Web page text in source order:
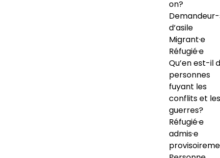
on?
d’asile
Migrant·e
Réfugié·e
Qu’en est-il
personnes
fuyant les
conflits et les
guerres?
Réfugié·e
admis·e